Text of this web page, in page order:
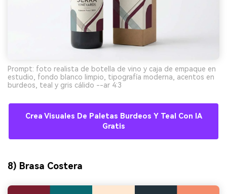
Prompt: foto realista de botella de vino y caja de empaque en
estudio, fondo blanco limpio, tipografía moderna, acentos en
burdeos, teal y gris cálido --ar 4:3
Crea Visuales De Paletas Burdeos Y Teal Con IA
Gratis
8) Brasa Costera